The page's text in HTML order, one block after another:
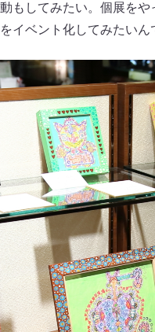
もしてみたい。個展を
イベント化してみたいん